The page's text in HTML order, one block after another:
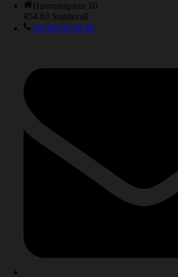
Harmonigatan 10
854 63 Sundsvall
+46 60-66 88 88